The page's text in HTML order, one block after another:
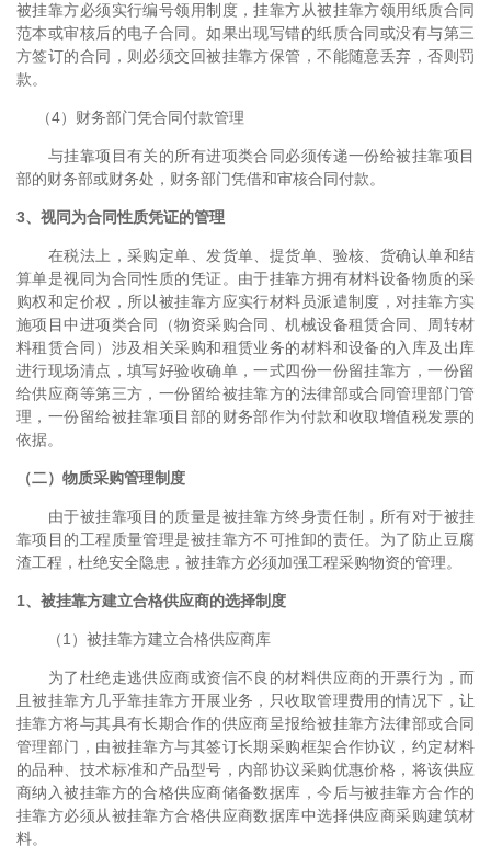
被挂靠方必须实行编号领用制度，挂靠方从被挂靠方领用纸质合同
范本或审核后的电子合同。如果出现写错的纸质合同或没有与第三
方签订的合同，则必须交回被挂靠方保管，不能随意丢弃，否则罚
款。
（4）财务部门凭合同付款管理
与挂靠项目有关的所有进项类合同必须传递一份给被挂靠项目
部的财务部或财务处，财务部门凭借和审核合同付款。
3、视同为合同性质凭证的管理
在税法上，采购定单、发货单、提货单、验核、货确认单和结
算单是视同为合同性质的凭证。由于挂靠方拥有材料设备物质的采
购权和定价权，所以被挂靠方应实行材料员派遣制度，对挂靠方实
施项目中进项类合同（物资采购合同、机械设备租赁合同、周转材
料租赁合同）涉及相关采购和租赁业务的材料和设备的入库及出库
进行现场清点，填写好验收确单，一式四份一份留挂靠方，一份留
给供应商等第三方，一份留给被挂靠方的法律部或合同管理部门管
理，一份留给被挂靠项目部的财务部作为付款和收取增值税发票的
依据。
（二）物质采购管理制度
由于被挂靠项目的质量是被挂靠方终身责任制，所有对于被挂
靠项目的工程质量管理是被挂靠方不可推卸的责任。为了防止豆腐
渣工程，杜绝安全隐患，被挂靠方必须加强工程采购物资的管理。
1、被挂靠方建立合格供应商的选择制度
（1）被挂靠方建立合格供应商库
为了杜绝走逃供应商或资信不良的材料供应商的开票行为，而
且被挂靠方几乎靠挂靠方开展业务，只收取管理费用的情况下，让
挂靠方将与其具有长期合作的供应商呈报给被挂靠方法律部或合同
管理部门，由被挂靠方与其签订长期采购框架合作协议，约定材料
的品种、技术标准和产品型号，内部协议采购优惠价格，将该供应
商纳入被挂靠方的合格供应商储备数据库，今后与被挂靠方合作的
挂靠方必须从被挂靠方合格供应商数据库中选择供应商采购建筑材
料。